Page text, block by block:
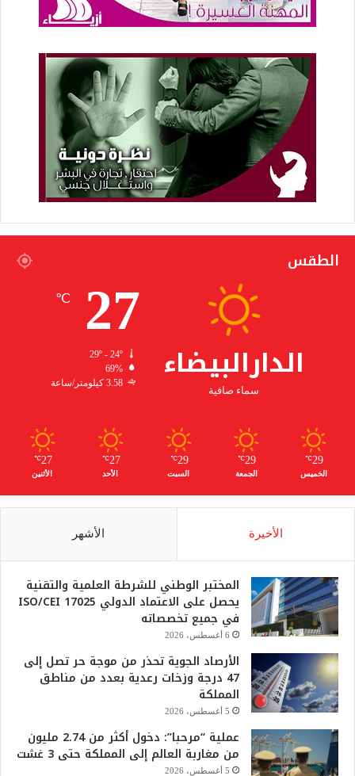
الطقس
الدارالبيضاء
سماء صافية
27
℃
69%
3.58 كيلومتر/ساعة
29
℃
الخميس
29
℃
الجمعة
29
℃
السبت
27
℃
الأحد
27
℃
الأثنين
الأخيرة الأشهر
المختبر الوطني للشرطة العلمية والتقنية
يحصل على الاعتماد الدولي ISO/CEI 17025
في جميع تخصصاته
6 أغسطس، 2026
الأرصاد الجوية تحذر من موجة حر تصل إلى
47 درجة وزخات رعدية بعدد من مناطق
المملكة
5 أغسطس، 2026
عملية “مرحبا”: دخول أكثر من 2.74 مليون
من مغاربة العالم إلى المملكة حتى 3 غشت
5 أغسطس، 2026